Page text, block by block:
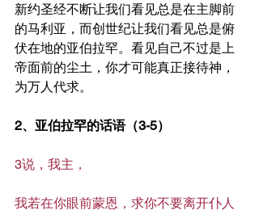
新约圣经不断让我们看见总是在主脚前
的马利亚，而创世纪让我们看见总是俯
伏在地的亚伯拉罕。看见自己不过是上
帝面前的尘土，你才可能真正接待神，
为万人代求。
2、亚伯拉罕的话语（3-5）
3说，我主，
我若在你眼前蒙恩，求你不要离开仆人